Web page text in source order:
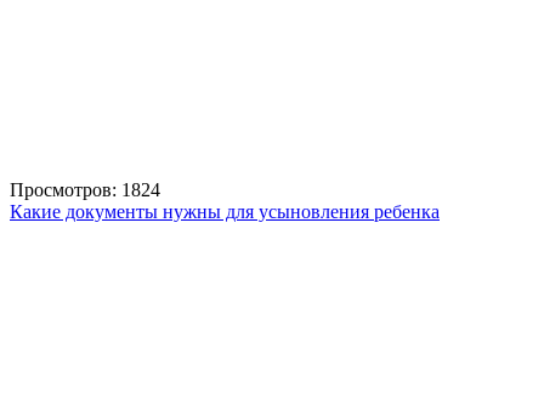
Просмотров: 1824
Какие документы нужны для усыновления ребенка